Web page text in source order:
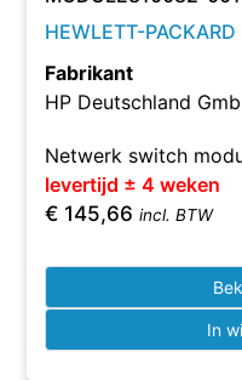
HEWLETT-PACKARD
Fabrikant
HP Deutschland
Netwerk switch
levertijd ± 4 weken
€ 145,66 incl. BTW
In